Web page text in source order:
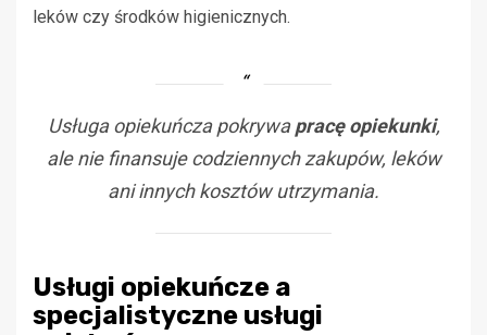
leków czy środków higienicznych.
Usługa opiekuńcza pokrywapracę opiekunki,
ale nie finansuje codziennych zakupów, leków
ani innych kosztów utrzymania.
Usługi opiekuńcze a
specjalistyczne usługi